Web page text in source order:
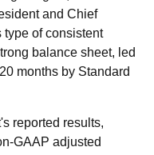
and Chief
type of consistent
balance sheet, led
months by Standard
reported results,
GAAP adjusted